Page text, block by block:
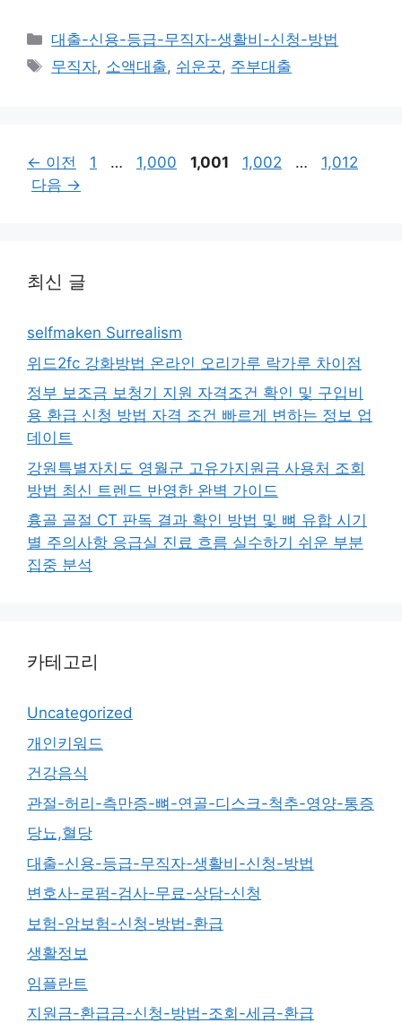
카
테
대출-신용-등급-무직자-생활비-신청-방법
태
무직자, 소액대출, 쉬운곳, 주부대출
← 이전
페
1 …
페
1,000
페
1,001
페
1,002 …
페
1,012
다음 →
최신 글
selfmaken Surrealism
위드2fc 강화방법 온라인 오리가루 락가루 차이점
정부 보조금 보청기 지원 자격조건 확인 및 구입비
용 환급 신청 방법 자격 조건 빠르게 변하는 정보 업
데이트
강원특별자치도 영월군 고유가지원금 사용처 조회
방법 최신 트렌드 반영한 완벽 가이드
흉골 골절 CT 판독 결과 확인 방법 및 뼈 유합 시기
별 주의사항 응급실 진료 흐름 실수하기 쉬운 부분
집중 분석
카테고리
Uncategorized
개인키워드
건강음식
관절-허리-측만증-뼈-연골-디스크-척추-영양-통증
당뇨,혈당
대출-신용-등급-무직자-생활비-신청-방법
변호사-로펌-검사-무료-상담-신청
보험-암보험-신청-방법-환급
생활정보
임플란트
지원금-환급금-신청-방법-조회-세금-환급